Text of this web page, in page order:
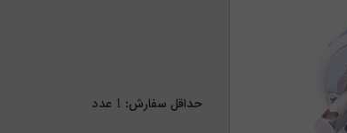
حداقل سفارش: 1 عدد